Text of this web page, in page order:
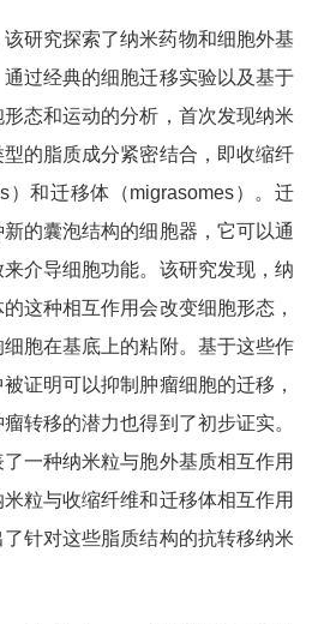
研究探索了纳米药物和细胞外基
过经典的细胞迁移实验以及基于
态和运动的分析，首次发现纳米
的脂质成分紧密结合，即收缩纤
）和迁移体（migrasomes）。迁
的囊泡结构的细胞器，它可以通
介导细胞功能。该研究发现，纳
这种相互作用会改变细胞形态，
胞在基底上的粘附。基于这些作
证明可以抑制肿瘤细胞的迁移，
转移的潜力也得到了初步证实。
一种纳米粒与胞外基质相互作用
粒与收缩纤维和迁移体相互作用
针对这些脂质结构的抗转移纳米